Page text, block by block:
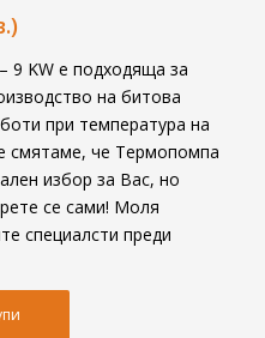
9 KW е подходяща за
на битова
при температура на
смятаме, че Термопомпа
избор за Вас, но
се сами! Моля
специалсти преди